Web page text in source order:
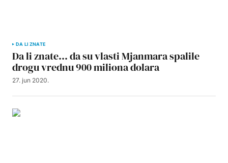
DA LI ZNATE
Da li znate… da su vlasti Mjanmara spalile
drogu vrednu 900 miliona dolara
27. jun 2020.